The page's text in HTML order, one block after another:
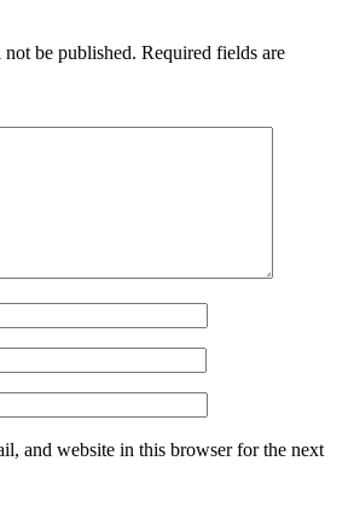
be published. Required fields are
and website in this browser for the next